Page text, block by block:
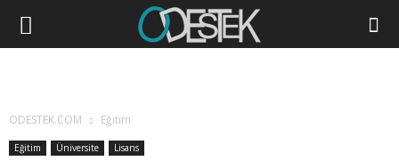
ODESTEK.COM Eğitim
Eğitim Üniversite Lisans